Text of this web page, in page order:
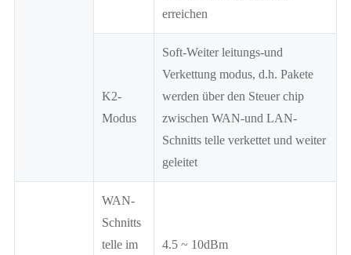
erreichen
K2-
Modus
Soft-Weiter leitungs-und
Verkettung modus, d.h. Pakete
werden über den Steuer chip
zwischen WAN-und LAN-
Schnitts telle verkettet und weiter
geleitet
WAN-
Schnitts
telle im
4.5 ~ 10dBm